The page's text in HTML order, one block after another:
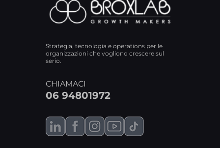
Strategia, tecnologia e operations per le
organizzazioni che vogliono crescere sul
serio.
CHIAMACI
06 94801972